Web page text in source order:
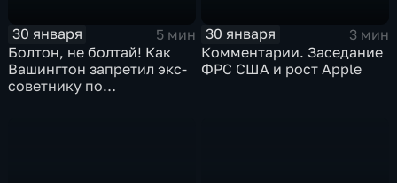
30 января
5 мин
Болтон, не болтай! Как
Вашингтон запретил экс-
советнику по
30 января
3 мин
Комментарии. Заседание
ФРС США и рост Apple